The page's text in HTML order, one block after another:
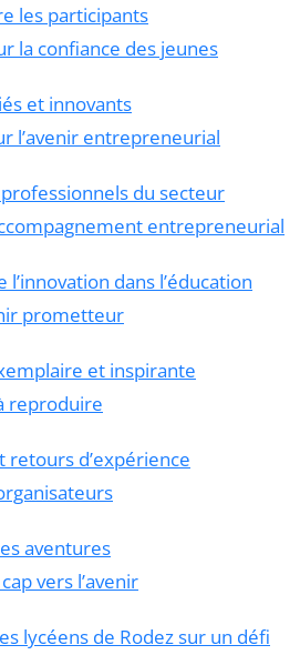
les participants
la confiance des jeunes
et innovants
l’avenir entrepreneurial
du secteur
entrepreneurial
l’innovation dans l’éducation
prometteur
et inspirante
reproduire
retours d’expérience
aventures
vers l’avenir
lycéens de Rodez sur un défi